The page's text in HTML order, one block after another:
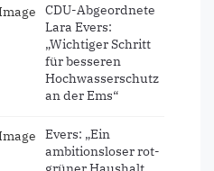
CDU-Abgeordnete
Lara Evers:
„Wichtiger Schritt
für besseren
Hochwasserschutz
an der Ems“
Evers: „Ein
ambitionsloser rot-